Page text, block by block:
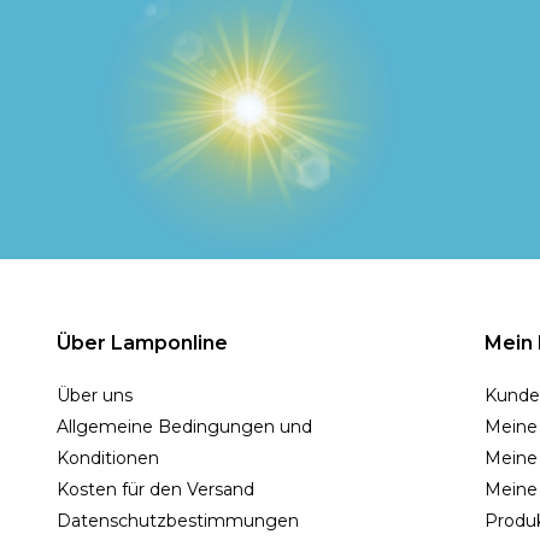
Über Lamponline
Über uns
Allgemeine Bedingungen und
Konditionen
Kosten für den Versand
Datenschutzbestimmungen
Mein